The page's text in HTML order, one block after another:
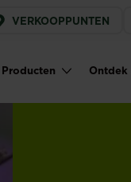
VERKOOPPUNTEN
Main navigation
Producten Ontdek